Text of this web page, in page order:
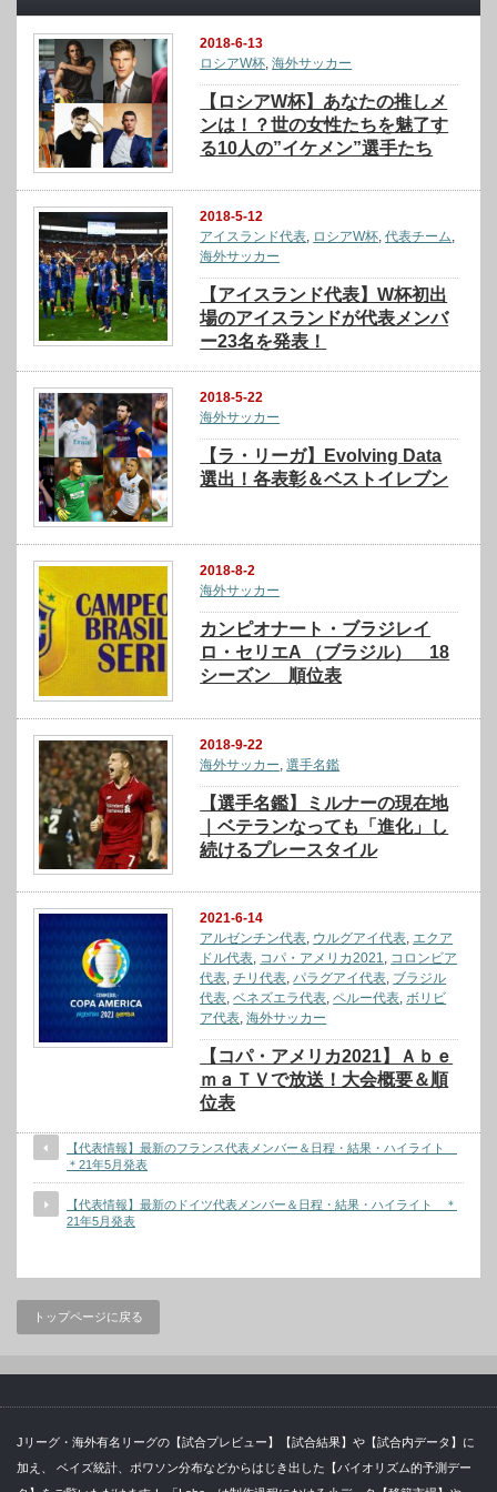
2018-6-13
ロシアW杯 ,海外サッカー
【ロシアW杯】あなたの推しメ
ンは！？世の女性たちを魅了す
る10人の”イケメン”選手たち
2018-5-12
アイスランド代表, ロシアW杯,代表チーム,
海外サッカー
【アイスランド代表】W杯初出
場のアイスランドが代表メンバ
ー23名を発表！
2018-5-22
海外サッカー
【ラ・リーガ】Evolving Data
選出！各表彰＆ベストイレブン
2018-8-2
海外サッカー
カンピオナート・ブラジレイ
ロ・セリエA （ブラジル） 18
シーズン 順位表
2018-9-22
海外サッカー ,選手名鑑
【選手名鑑】ミルナーの現在地
｜ベテランなっても「進化」し
続けるプレースタイル
2021-6-14
アルゼンチン代表, ウルグアイ代表, エクア
ドル代表, コパ・アメリカ2021, コロンビア
代表,チリ代表,パラグアイ代表, ブラジル
代表,ベネズエラ代表,ペルー代表,ボリビ
ア代表,海外サッカー
【コパ・アメリカ2021】Ａｂｅ
ｍａＴＶで放送！大会概要＆順
位表
【代表情報】最新のフランス代表メンバー＆日程・結果・ハイライト
＊21年5月発表
【代表情報】最新のドイツ代表メンバー＆日程・結果・ハイライト ＊
21年5月発表
トップページに戻る
Jリーグ・海外有名リーグの【試合プレビュー】【試合結果】や【試合内データ】に
加え、 ベイズ統計、ポワソン分布などからはじき出した【バイオリズム的予測デー